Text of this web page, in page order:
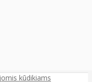
kūdikiams